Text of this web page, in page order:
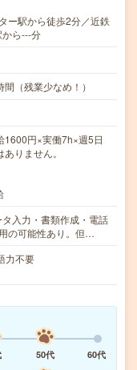
ー駅から徒歩2分／近鉄
ら---分
（残業少なめ！）
円×実働7h×週5日
りません。
入力・書類作成・電話
の可能性あり。但…
力不要
50代
60代